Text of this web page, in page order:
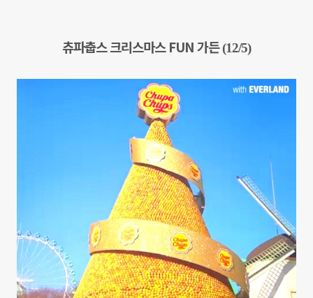
츄파춥스 크리스마스FUN 가든(12/5)